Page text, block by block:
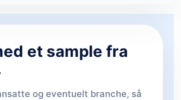
et sample fra
og eventuelt branche, så